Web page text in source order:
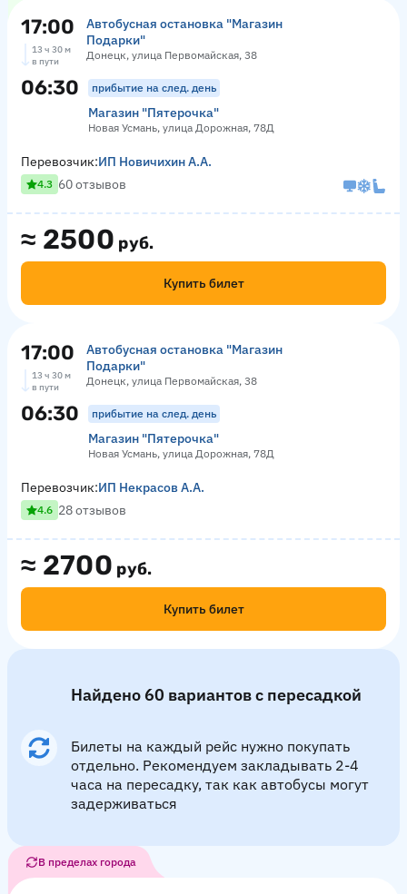
17:00
Автобусная остановка "Магазин
Подарки"
Донецк, улица Первомайская, 38
13 ч 30 м
в пути
06:30 прибытие на след. день
Магазин "Пятерочка"
Новая Усмань, улица Дорожная, 78Д
≈ 2500 руб.
Купить билет
Перевозчик:ИП Новичихин А.А.
4.3 60 отзывов
17:00
Автобусная остановка "Магазин
Подарки"
Донецк, улица Первомайская, 38
13 ч 30 м
в пути
06:30 прибытие на след. день
Магазин "Пятерочка"
Новая Усмань, улица Дорожная, 78Д
≈ 2700 руб.
Купить билет
Перевозчик:ИП Некрасов А.А.
4.6 28 отзывов
Найдено 60 вариантов с пересадкой
Билеты на каждый рейс нужно покупать
отдельно. Рекомендуем закладывать 2-4
часа на пересадку, так как автобусы могут
задерживаться
В пределах города